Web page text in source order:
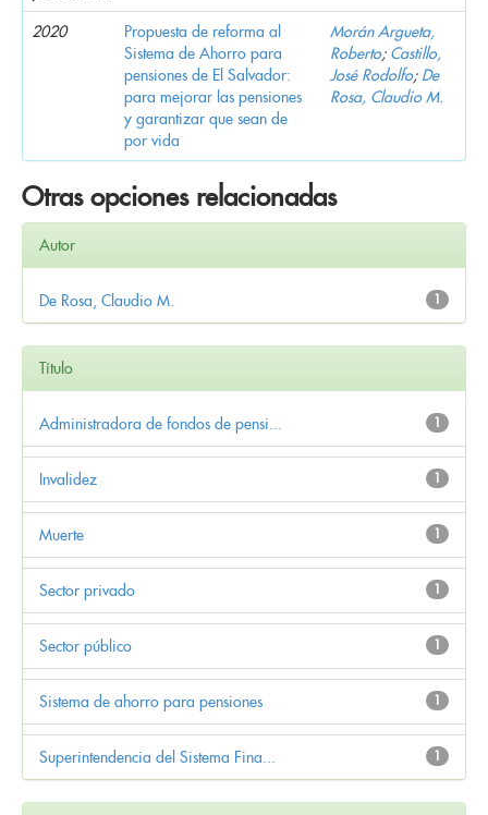
2020
Propuesta de reforma al
Sistema de Ahorro para
pensiones de El Salvador:
para mejorar las pensiones
y garantizar que sean de
por vida
Morán Argueta,
Roberto; Castillo,
José Rodolfo; De
Rosa, Claudio M.
Otras opciones relacionadas
Autor
1
De Rosa, Claudio M.
Título
1
Administradora de fondos de pensi...
1
Invalidez
1
Muerte
1
Sector privado
1
Sector público
1
Sistema de ahorro para pensiones
1
Superintendencia del Sistema Fina...